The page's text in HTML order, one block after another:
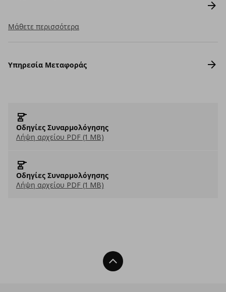
Μάθετε περισσότερα
Υπηρεσία Μεταφοράς
Οδηγίες Συναρμολόγησης
Λήψη αρχείου PDF (1 MB)
Οδηγίες Συναρμολόγησης
Λήψη αρχείου PDF (1 MB)
Back To Top